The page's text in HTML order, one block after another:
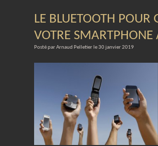
LE BLUETOOTH POUR
VOTRE
Posté par Arnaud Pelletier le 30 janvier 2019